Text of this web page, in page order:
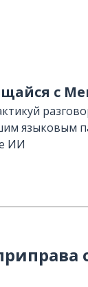
с
языковым
ИИ